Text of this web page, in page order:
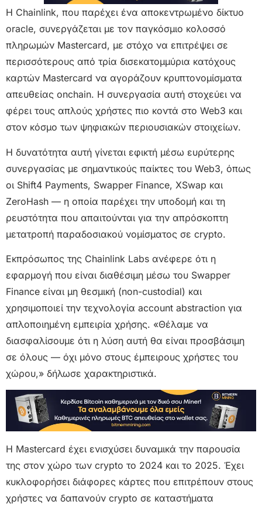
Η Chainlink, που παρέχει ένα αποκεντρωμένο δίκτυο
oracle, συνεργάζεται με τον παγκόσμιο κολοσσό
πληρωμών Mastercard, με στόχο να επιτρέψει σε
περισσότερους από τρία δισεκατομμύρια κατόχους
καρτών Mastercard να αγοράζουν κρυπτονομίσματα
απευθείας onchain. Η συνεργασία αυτή στοχεύει να
φέρει τους απλούς χρήστες πιο κοντά στο Web3 και
στον κόσμο των ψηφιακών περιουσιακών στοιχείων.
Η δυνατότητα αυτή γίνεται εφικτή μέσω ευρύτερης
συνεργασίας με σημαντικούς παίκτες του Web3, όπως
οι Shift4 Payments, Swapper Finance, XSwap και
ZeroHash — η οποία παρέχει την υποδομή και τη
ρευστότητα που απαιτούνται για την απρόσκοπτη
μετατροπή παραδοσιακού νομίσματος σε crypto.
Εκπρόσωπος της Chainlink Labs ανέφερε ότι η
εφαρμογή που είναι διαθέσιμη μέσω του Swapper
Finance είναι μη θεσμική (non-custodial) και
χρησιμοποιεί την τεχνολογία account abstraction για
απλοποιημένη εμπειρία χρήσης. «Θέλαμε να
διασφαλίσουμε ότι η λύση αυτή θα είναι προσβάσιμη
σε όλους — όχι μόνο στους έμπειρους χρήστες του
χώρου,» δήλωσε χαρακτηριστικά.
Η Mastercard έχει ενισχύσει δυναμικά την παρουσία
της στον χώρο των crypto το 2024 και το 2025. Έχει
κυκλοφορήσει διάφορες κάρτες που επιτρέπουν στους
χρήστες να δαπανούν crypto σε καταστήματα